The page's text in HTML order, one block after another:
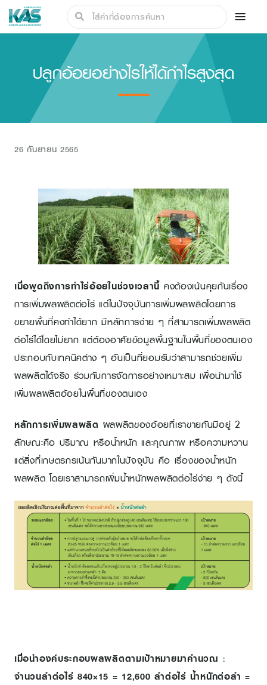
ปลูกอ้อยอย่างไรให้ได้กำไรสูงสุด
26 กันยายน 2565
เมื่อพูดถึงการทำไร่อ้อยในช่วงเวลานี้ คงต้องเน้นคุยกันเรื่อง
การเพิ่มผลผลิตต่อไร่ แต่ในปัจจุบันการเพิ่มผลผลิตโดยการ
ขยายพื้นที่คงทำได้ยาก มีหลักการง่าย ๆ ที่สามารถเพิ่มผลผลิต
ต่อไร่ได้โดยไม่ยาก แต่ต้องอาศัยข้อมูลพื้นฐานในพื้นที่ของตนเอง
ประกอบกับเทคนิคต่าง ๆ อันเป็นที่ยอมรับว่าสามารถช่วยเพิ่ม
ผลผลิตได้จริง ร่วมกับการจัดการอย่างเหมาะสม เพื่อนำมาใช้
เพิ่มผลผลิตอ้อยในพื้นที่ของตนเอง
หลักการเพิ่มผลผลิต ผลผลิตของอ้อยที่เราขายกันมีอยู่ 2
ลักษณะคือ ปริมาณ หรือน้ำหนัก และคุณภาพ หรือความหวาน
แต่สิ่งที่เกษตรกรเน้นกันมากในปัจจุบัน คือ เรื่องของน้ำหนัก
ผลผลิต โดยเราสามารถเพิ่มน้ำหนักผลผลิตต่อไร่ง่าย ๆ ดังนี้
เมื่อนำองค์ประกอบผลผลิตตามเป้าหมายมาคำนวณ :
จำนวนลำต่อไร่ 840×15 = 12,600 ลำต่อไร่ น้ำหนักต่อลำ =